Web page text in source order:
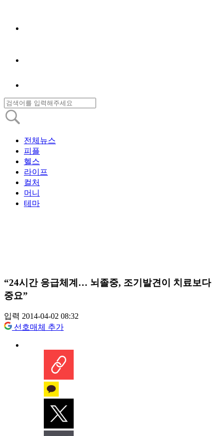
전체뉴스
피플
헬스
라이프
컬처
머니
테마
“24시간 응급체계… 뇌졸중, 조기발견이 치료보다
중요”
입력 2014-04-02 08:32
선호매체 추가